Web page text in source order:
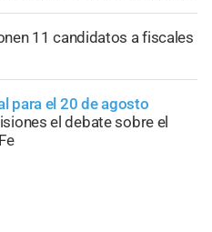
11 candidatos a fiscales
para el 20 de agosto
el debate sobre el